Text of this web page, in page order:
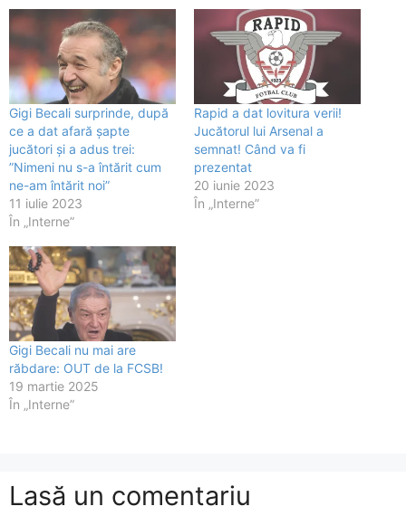
Gigi Becali surprinde, după
ce a dat afară șapte
jucători și a adus trei:
”Nimeni nu s-a întărit cum
ne-am întărit noi”
11 iulie 2023
În „Interne”
Rapid a dat lovitura verii!
Jucătorul lui Arsenal a
semnat! Când va fi
prezentat
20 iunie 2023
În „Interne”
Gigi Becali nu mai are
răbdare: OUT de la FCSB!
19 martie 2025
În „Interne”
Lasă un comentariu